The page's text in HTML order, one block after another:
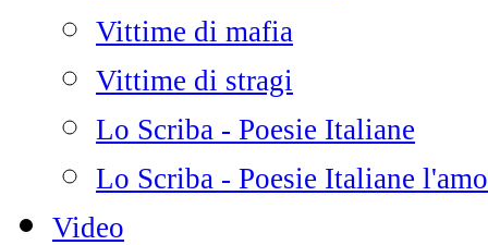
Vittime di mafia
Vittime di stragi
Lo Scriba - Poesie Italiane
Lo Scriba - Poesie Italiane
Video